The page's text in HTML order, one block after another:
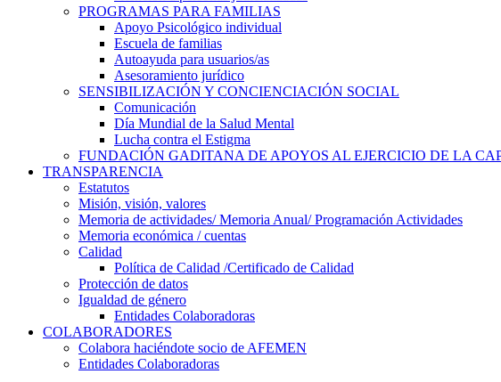
PROGRAMAS PARA FAMILIAS
Apoyo Psicológico individual
Escuela de familias
Autoayuda para usuarios/as
Asesoramiento jurídico
SENSIBILIZACIÓN Y CONCIENCIACIÓN SOCIAL
Comunicación
Día Mundial de la Salud Mental
Lucha contra el Estigma
FUNDACIÓN GADITANA DE APOYOS AL EJERCICIO DE LA
TRANSPARENCIA
Estatutos
Misión, visión, valores
Memoria de actividades/ Memoria Anual/ Programación Actividades
Memoria económica / cuentas
Calidad
Política de Calidad /Certificado de Calidad
Protección de datos
Igualdad de género
Entidades Colaboradoras
COLABORADORES
Colabora haciéndote socio de AFEMEN
Entidades Colaboradoras